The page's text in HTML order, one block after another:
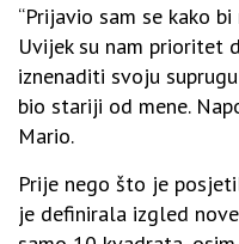
“Prijavio sam se kako
Uvijek su nam prioritet
iznenaditi svoju
bio stariji od mene.
Mario.
Prije nego što je
je definirala izgled